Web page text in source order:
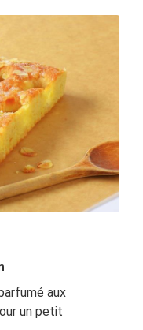
aux
un petit